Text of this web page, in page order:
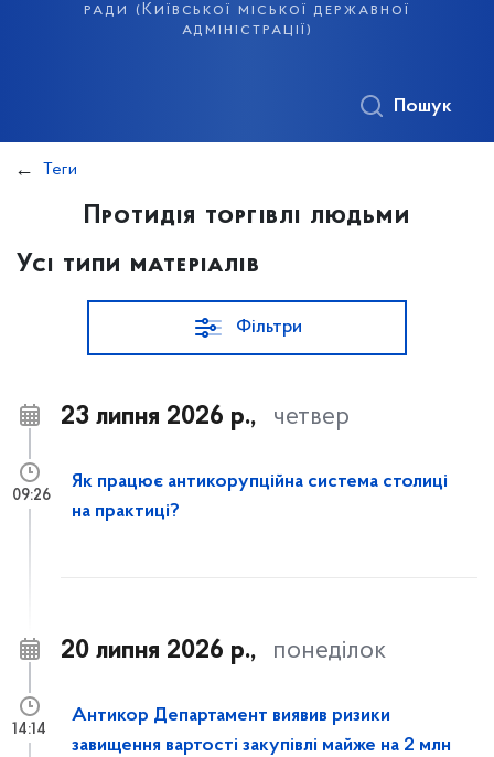
ради (Київської міської державної
адміністрації)
Пошук
Теги
Протидія торгівлі людьми
Усі типи матеріалів
Фільтри
23 липня 2026 р., четвер
Як працює антикорупційна система столиці
на практиці?
09:26
20 липня 2026 р., понеділок
Антикор Департамент виявив ризики
завищення вартості закупівлі майже на 2 млн
14:14